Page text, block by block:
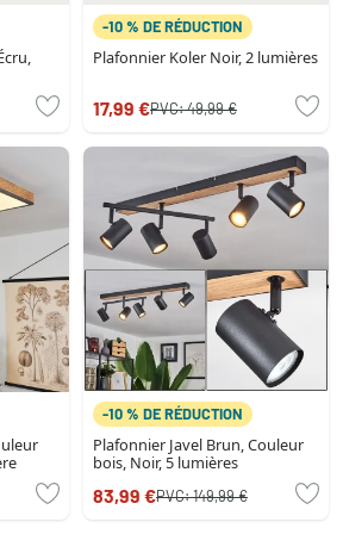
-10 % DE RÉDUCTION
Plafonnier Koler Noir, 2 lumières
17,99 €PVC:49,99 €
-10 % DE RÉDUCTION
Plafonnier Javel Brun, Couleur
bois, Noir, 5 lumières
83,99 €PVC:149,99 €